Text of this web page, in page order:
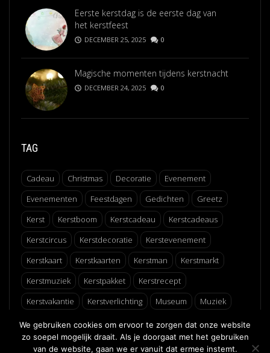
Eerste kerstdag is de eerste dag van
het kerstfeest
DECEMBER 25, 2025 0
Magische momenten tijdens kerstnacht
DECEMBER 24, 2025 0
TAG
Cadeau Christmas Decoratie
Evenement
Evenementen
Feestdagen Gedichten
Greetz
Kerst
Kerstboom Kerstcadeau
Kerstcadeaus
Kerstcircus
Kerstdecoratie
Kerstevenement
Kerstkaart
Kerstkaarten Kerstman
Kerstmarkt
Kerstmuziek
Kerstpakket
Kerstrecept
Kerstvakantie
Kerstverlichting Museum
Muziek
Recept
Schaatsen Winter Winterfair
We gebruiken cookies om ervoor te zorgen dat onze website
zo soepel mogelijk draait. Als je doorgaat met het gebruiken
van de website, gaan we er vanuit dat ermee instemt.